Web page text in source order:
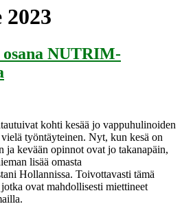
2023
NUTRIM-
kohti kesää jo vappuhulinoiden
työntäyteinen. Nyt, kun kesä on
kevään opinnot ovat jo takanapäin,
lisää omasta
Hollannissa. Toivottavasti tämä
ovat mahdollisesti miettineet